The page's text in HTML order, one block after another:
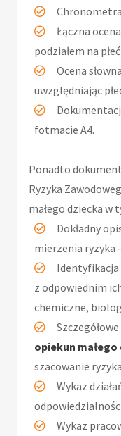
Łączna
podziałem na
Ocena
uwzględniając
fotmacie A4.
Ponadto
Ryzyka
małego dziecka w
Dokładny
mierzenia ryzyka -
Identyfikacja
z odpowiednim
chemiczne,
Szczegółowe
opiekun małego
szacowanie
Wykaz
Wykaz